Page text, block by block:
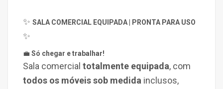
✨ SALA COMERCIAL EQUIPADA | PRONTA PARA USO
✨
💼 Só chegar e trabalhar!
Sala comercial totalmente equipada, com
todos os móveis sob medida inclusos,